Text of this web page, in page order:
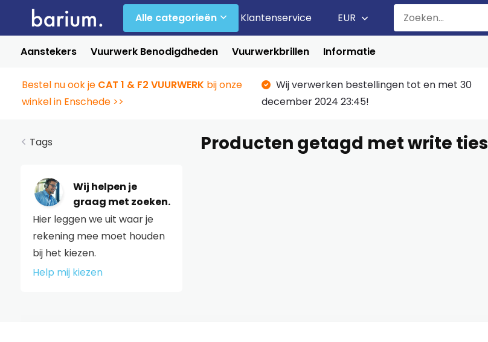
Alle categorieën Klantenservice EUR
Aanstekers Vuurwerk Benodigdheden Vuurwerkbrillen Informatie
Bestel nu ook je CAT 1 & F2 VUURWERK bij onze
winkel in Enschede >>
Wij verwerken bestellingen tot en met 30
december 2024 23:45!
Tags
Wij helpen je
graag met zoeken.
Hier leggen we uit waar je
rekening mee moet houden
bij het kiezen.
Help mij kiezen
Producten getagd met write ties